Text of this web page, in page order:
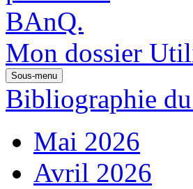
Mon dossier
Sous-menu
Bibliographie
Mai 2026
Avril 2026